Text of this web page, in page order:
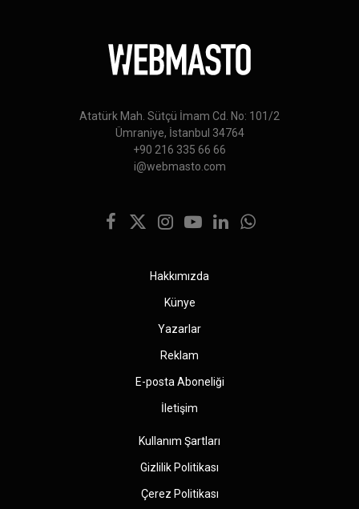
Atatürk Mah. Sütçü İmam Cd. No: 101/2
Ümraniye, İstanbul 34764
+90 216 335 66 66
i@webmasto.com
Facebook
X
Instagram
YouTubeLinkedInWhatsApp
Hakkımızda
Künye
Yazarlar
Reklam
E-posta Aboneliği
İletişim
Kullanım Şartları
Gizlilik Politikası
Çerez Politikası